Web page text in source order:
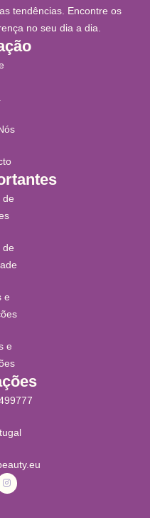
tendências. Encontre os
no seu dia a dia.
de
de
e
e